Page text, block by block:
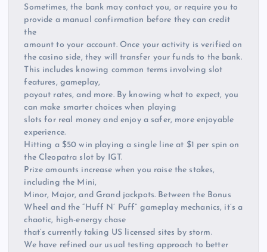
Sometimes, the bank may contact you, or require you to
provide a manual confirmation before they can credit
the
amount to your account. Once your activity is verified on
the casino side, they will transfer your funds to the bank.
This includes knowing common terms involving slot
features, gameplay,
payout rates, and more. By knowing what to expect, you
can make smarter choices when playing
slots for real money and enjoy a safer, more enjoyable
experience.
Hitting a $50 win playing a single line at $1 per spin on
the Cleopatra slot by IGT.
Prize amounts increase when you raise the stakes,
including the Mini,
Minor, Major, and Grand jackpots. Between the Bonus
Wheel and the “Huff N’ Puff” gameplay mechanics, it’s a
chaotic, high-energy chase
that’s currently taking US licensed sites by storm.
We have refined our usual testing approach to better